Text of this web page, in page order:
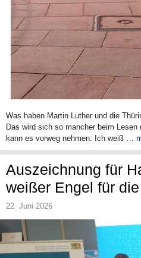
Was haben Martin Luther und die
Das wird sich so mancher beim
kann es vorweg nehmen: Ich weiß …
Auszeichnung für
weißer Engel für
22. Juni 2026